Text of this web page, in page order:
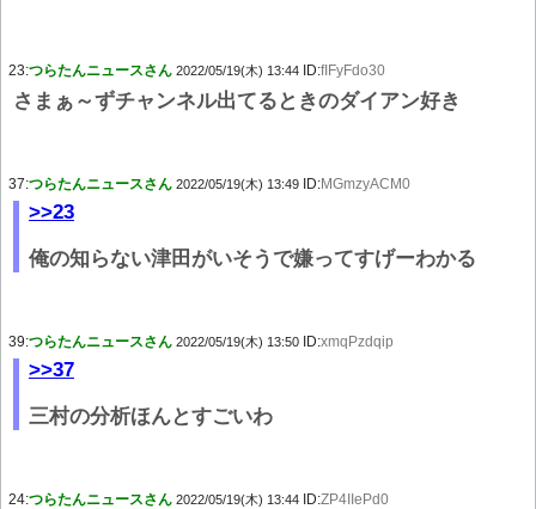
23:つらたんニュースさん 2022/05/19(木) 13:44 ID:fIFyFdo30
さまぁ～ずチャンネル出てるときのダイアン好き
37:つらたんニュースさん 2022/05/19(木) 13:49 ID:MGmzyACM0
>>23
俺の知らない津田がいそうで嫌ってすげーわかる
39:つらたんニュースさん 2022/05/19(木) 13:50 ID:xmqPzdqip
>>37
三村の分析ほんとすごいわ
24:つらたんニュースさん 2022/05/19(木) 13:44 ID:ZP4IIePd0